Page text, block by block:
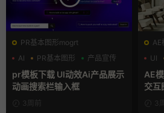
PR基本图形mogrt
AI
PR基本图形 产品宣传
pr模板下载 UI动效Ai产品展示
动画搜索栏输入框
3周前
AE
UI
AE
交互
3